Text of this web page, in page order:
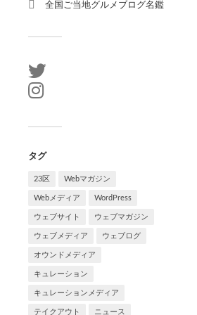
全国ご当地グルメブログ名鑑
タグ
23区 Webマガジン
Webメディア WordPress
ウェブサイト ウェブマガジン
ウェブメディア ウェブログ
オウンドメディア
キュレーション
キュレーションメディア
テイクアウト ニュース